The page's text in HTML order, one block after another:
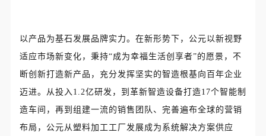
以产品为基石发展品牌实力。在新形势下，公元以新视野
适应市场新变化，秉持“成为幸福生活创享者”的愿景，不
断创新打造新产品，充分发挥坚实的智造根基向百年企业
迈进。从投入1.2亿研发，到革新智造设备打造17个智能制
造车间，再到组建一流的销售团队、完善遍布全球的营销
布局，公元从塑料加工工厂发展成为系统解决方案供应